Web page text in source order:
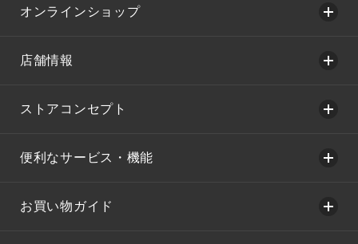
オンラインショップ
店舗情報
ストアコンセプト
便利なサービス・機能
お買い物ガイド